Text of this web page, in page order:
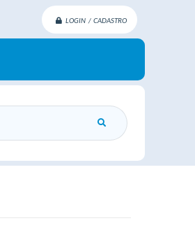
LOGIN / CADASTRO